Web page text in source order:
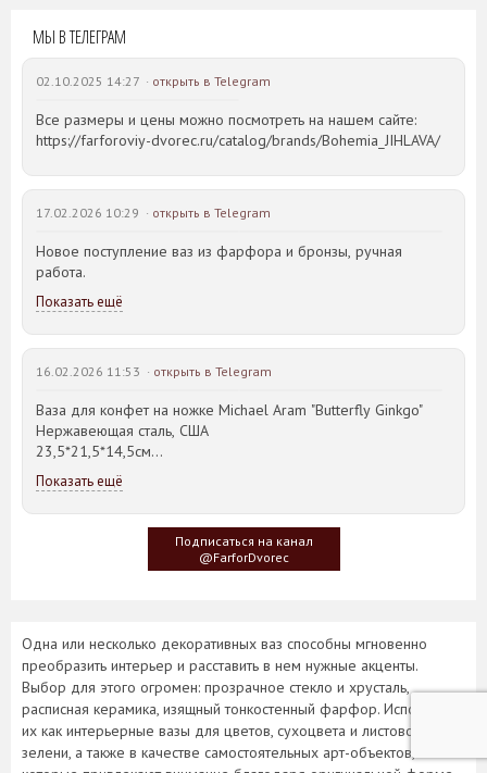
МЫ В ТЕЛЕГРАМ
02.10.2025 14:27 · открыть в Telegram
Все размеры и цены можно посмотреть на нашем сайте:
https://farforoviy-dvorec.ru/catalog/brands/Bohemia_JIHLAVA/
17.02.2026 10:29 · открыть в Telegram
Новое поступление ваз из фарфора и бронзы, ручная
работа.
Показать ещё
16.02.2026 11:53 · открыть в Telegram
Ваза для конфет на ножке Michael Aram "Butterfly Ginkgo"
Нержавеющая сталь, США
23,5*21,5*14,5см
Идея такого дизайна предметов сервировки стола пришла
создателю, когда он впервые увидел дерево Гинкго Билоба,
у которого растут двойные листья, напоминающие крылья
Показать ещё
Подписаться на канал
@FarforDvorec
Одна или несколько декоративных ваз способны мгновенно
преобразить интерьер и расставить в нем нужные акценты.
Выбор для этого огромен: прозрачное стекло и хрусталь,
расписная керамика, изящный тонкостенный фарфор. Используют
их как интерьерные вазы для цветов, сухоцвета и листовой
зелени, а также в качестве самостоятельных арт-объектов,